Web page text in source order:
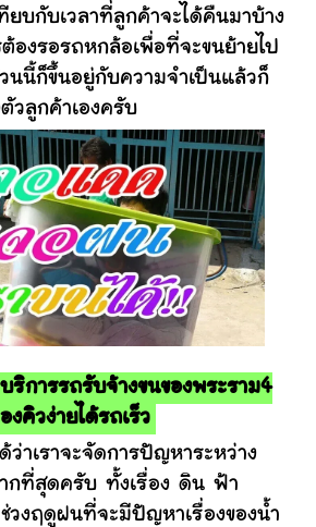
ยบกับเวลาที่ลูกค้าจะได้คืนมาบ้าง
องรอรถหกล้อเพื่อที่จะขนย้ายไป
นี้ก็ขึ้นอยู่กับความจำเป็นแล้วก็
วลูกค้าเองครับ
การรถรับจ้างขนของพระราม4
งคิวง่ายได้รถเร็ว
าจะจัดการปัญหาระหว่าง
ากที่สุดครับ ทั้งเรื่อง ดิน ฟ้า
วงฤดูฝนที่จะมีปัญหาเรื่องของน้ำ